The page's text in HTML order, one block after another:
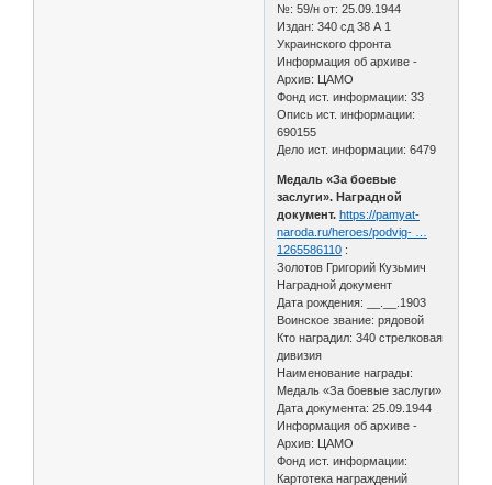
№: 59/н от: 25.09.1944
Издан: 340 сд 38 А 1
Украинского фронта
Информация об архиве -
Архив: ЦАМО
Фонд ист. информации: 33
Опись ист. информации:
690155
Дело ист. информации: 6479
Медаль «За боевые
заслуги». Наградной
документ. https://pamyat-
naroda.ru/heroes/podvig- …
1265586110 :
Золотов Григорий Кузьмич
Наградной документ
Дата рождения: __.__.1903
Воинское звание: рядовой
Кто наградил: 340 стрелковая
дивизия
Наименование награды:
Медаль «За боевые заслуги»
Дата документа: 25.09.1944
Информация об архиве -
Архив: ЦАМО
Фонд ист. информации:
Картотека награждений